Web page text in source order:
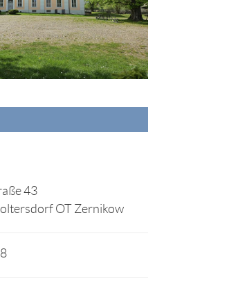
43
OT Zernikow